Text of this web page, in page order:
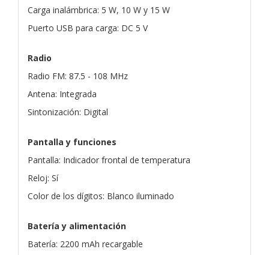
Carga inalámbrica: 5 W, 10 W y 15 W
Puerto USB para carga: DC 5 V
Radio
Radio FM: 87.5 - 108 MHz
Antena: Integrada
Sintonización: Digital
Pantalla y funciones
Pantalla: Indicador frontal de temperatura
Reloj: Sí
Color de los dígitos: Blanco iluminado
Batería y alimentación
Batería: 2200 mAh recargable